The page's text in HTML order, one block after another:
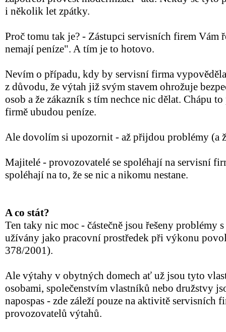
i několik let zpátky.
Proč tomu tak je? - Zástupci servisních firem Vám
nemají peníze". A tím je to hotovo.
Nevím o případu, kdy by servisní firma
z důvodu, že výtah již svým stavem ohrožuje
osob a že zákazník s tím nechce nic dělat. Chápu
firmě ubudou peníze.
Ale dovolím si upozornit - až přijdou problémy (a
Majitelé - provozovatelé se spoléhají na servisní
spoléhají na to, že se nic a nikomu nestane.
A co stát?
Ten taky nic moc - částečně jsou řešeny problémy
užívány jako pracovní prostředek při výkonu
378/2001).
Ale výtahy v obytných domech ať už jsou tyto
osobami, společenstvím vlastníků nebo družstvy
napospas - zde záleží pouze na aktivitě servisních
provozovatelů výtahů.